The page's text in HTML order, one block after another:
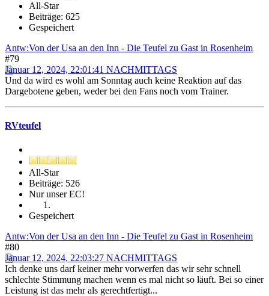
All-Star
Beiträge: 625
Gespeichert
Antw:Von der Usa an den Inn - Die Teufel zu Gast in Rosenheim
#79
Januar 12, 2024, 22:01:41 NACHMITTAGS
Und da wird es wohl am Sonntag auch keine Reaktion auf das
Dargebotene geben, weder bei den Fans noch vom Trainer.
RVteufel
All-Star
Beiträge: 526
Nur unser EC!
Gespeichert
Antw:Von der Usa an den Inn - Die Teufel zu Gast in Rosenheim
#80
Januar 12, 2024, 22:03:27 NACHMITTAGS
Ich denke uns darf keiner mehr vorwerfen das wir sehr schnell
schlechte Stimmung machen wenn es mal nicht so läuft. Bei so einer
Leistung ist das mehr als gerechtfertigt...